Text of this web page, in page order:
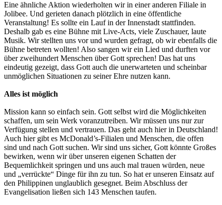
Eine ähnliche Aktion wiederholten wir in einer anderen Filiale in
Jolibee. Und gerieten danach plötzlich in eine öffentliche
Veranstaltung! Es sollte ein Lauf in der Innenstadt stattfinden.
Deshalb gab es eine Bühne mit Live-Acts, viele Zuschauer, laute
Musik. Wir stellten uns vor und wurden gefragt, ob wir ebenfalls die
Bühne betreten wollten! Also sangen wir ein Lied und durften vor
über zweihundert Menschen über Gott sprechen! Das hat uns
eindeutig gezeigt, dass Gott auch die unerwarteten und scheinbar
unmöglichen Situationen zu seiner Ehre nutzen kann.
Alles ist möglich
Mission kann so einfach sein. Gott selbst wird die Möglichkeiten
schaffen, um sein Werk voranzutreiben. Wir müssen uns nur zur
Verfügung stellen und vertrauen. Das geht auch hier in Deutschland!
Auch hier gibt es McDonald’s-Filialen und Menschen, die offen
sind und nach Gott suchen. Wir sind uns sicher, Gott könnte Großes
bewirken, wenn wir über unseren eigenen Schatten der
Bequemlichkeit springen und uns auch mal trauen würden, neue
und „verrückte“ Dinge für ihn zu tun. So hat er unseren Einsatz auf
den Philippinen unglaublich gesegnet. Beim Abschluss der
Evangelisation ließen sich 143 Menschen taufen.